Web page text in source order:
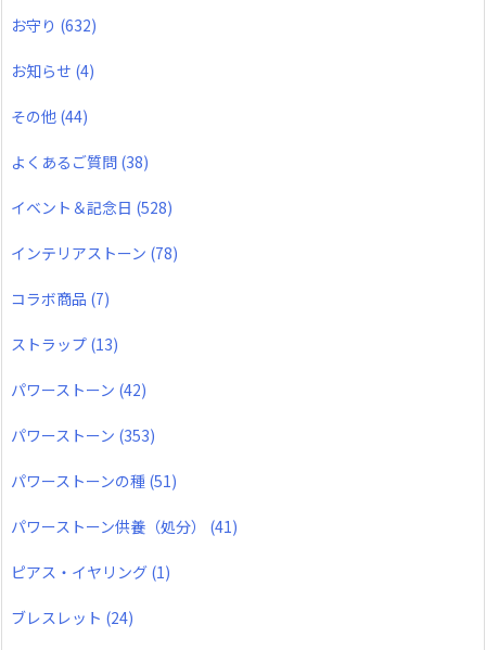
お守り (632)
お知らせ (4)
その他 (44)
よくあるご質問 (38)
イベント＆記念日 (528)
インテリアストーン (78)
コラボ商品 (7)
ストラップ (13)
パワーストーン (42)
パワーストーン (353)
パワーストーンの種 (51)
パワーストーン供養（処分） (41)
ピアス・イヤリング (1)
ブレスレット (24)